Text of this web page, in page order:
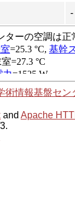
-
術情報基盤セン
and Apache